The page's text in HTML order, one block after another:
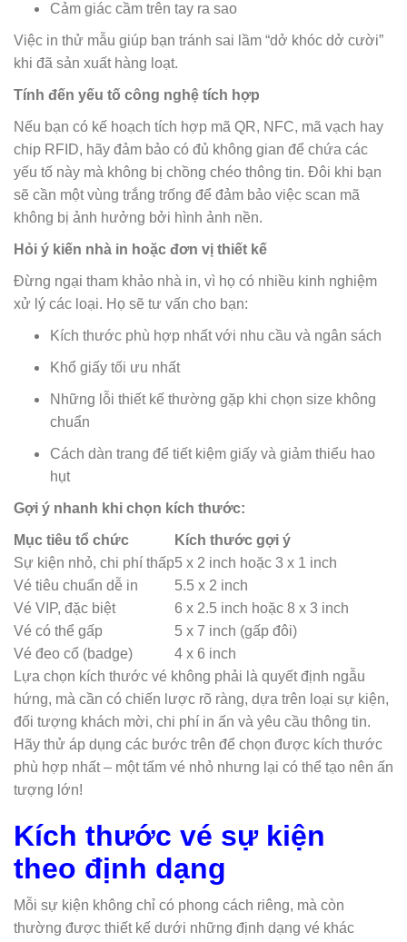
Cảm giác cầm trên tay ra sao
Việc in thử mẫu giúp bạn tránh sai lầm “dở khóc dở cười”
khi đã sản xuất hàng loạt.
Tính đến yếu tố công nghệ tích hợp
Nếu bạn có kế hoạch tích hợp mã QR, NFC, mã vạch hay
chip RFID, hãy đảm bảo có đủ không gian để chứa các
yếu tố này mà không bị chồng chéo thông tin. Đôi khi bạn
sẽ cần một vùng trắng trống để đảm bảo việc scan mã
không bị ảnh hưởng bởi hình ảnh nền.
Hỏi ý kiến nhà in hoặc đơn vị thiết kế
Đừng ngại tham khảo nhà in, vì họ có nhiều kinh nghiệm
xử lý các loại. Họ sẽ tư vấn cho bạn:
Kích thước phù hợp nhất với nhu cầu và ngân sách
Khổ giấy tối ưu nhất
Những lỗi thiết kế thường gặp khi chọn size không
chuẩn
Cách dàn trang để tiết kiệm giấy và giảm thiểu hao
hụt
Gợi ý nhanh khi chọn kích thước:
Mục tiêu tổ chức
Kích thước gợi ý
Sự kiện nhỏ, chi phí thấp5 x 2 inch hoặc 3 x 1 inch
Vé tiêu chuẩn dễ in
5.5 x 2 inch
Vé VIP, đặc biệt
6 x 2.5 inch hoặc 8 x 3 inch
Vé có thể gấp
5 x 7 inch (gấp đôi)
Vé đeo cổ (badge)
4 x 6 inch
Lựa chọn kích thước vé không phải là quyết định ngẫu
hứng, mà cần có chiến lược rõ ràng, dựa trên loại sự kiện,
đối tượng khách mời, chi phí in ấn và yêu cầu thông tin.
Hãy thử áp dụng các bước trên để chọn được kích thước
phù hợp nhất – một tấm vé nhỏ nhưng lại có thể tạo nên ấn
tượng lớn!
Kích thước vé sự kiện
theo định dạng
Mỗi sự kiện không chỉ có phong cách riêng, mà còn
thường được thiết kế dưới những định dạng vé khác